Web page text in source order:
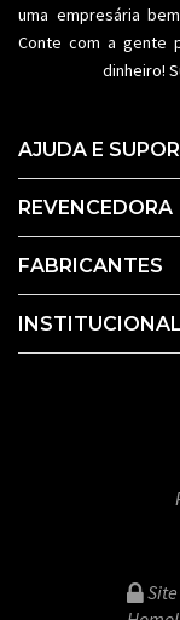
uma empresária
Conte com a gente
dinheiro!
AJUDA E
REVENCEDORA
FABRICANTES
INSTITUCIONAL